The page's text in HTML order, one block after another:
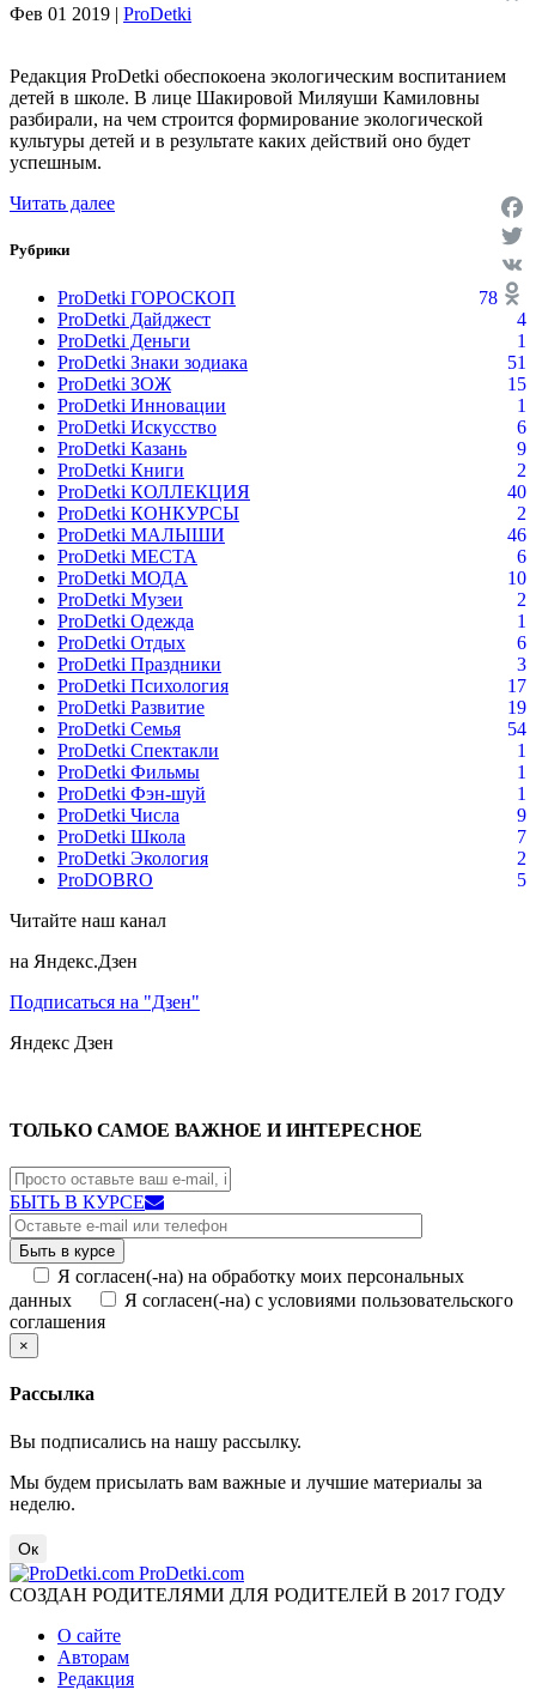
Фев 01 2019 | ProDetki
Редакция ProDetki обеспокоена экологическим воспитанием
детей в школе. В лице Шакировой Миляуши Камиловны
разбирали, на чем строится формирование экологической
культуры детей и в результате каких действий оно будет
успешным.
Читать далее
VK
Рубрики
ProDetki ГОРОСКОП
78
ProDetki Дайджест
4
ProDetki Деньги
1
ProDetki Знаки зодиака
51
ProDetki ЗОЖ
15
ProDetki Инновации
1
ProDetki Искусство
6
ProDetki Казань
9
ProDetki Книги
2
ProDetki КОЛЛЕКЦИЯ
40
ProDetki КОНКУРСЫ
2
ProDetki МАЛЫШИ
46
ProDetki МЕСТА
6
ProDetki МОДА
10
ProDetki Музеи
2
ProDetki Одежда
1
ProDetki Отдых
6
ProDetki Праздники
3
ProDetki Психология
17
ProDetki Развитие
19
ProDetki Семья
54
ProDetki Спектакли
1
ProDetki Фильмы
1
ProDetki Фэн-шуй
1
ProDetki Числа
9
ProDetki Школа
7
ProDetki Экология
2
ProDOBRO
5
Читайте наш канал
на Яндекс.Дзен
Подписаться на "Дзен"
Яндекс Дзен
ТОЛЬКО САМОЕ ВАЖНОЕ И ИНТЕРЕСНОЕ
БЫТЬ В КУРСЕ
Я согласен(-на) на обработку моих персональных
данных
Я согласен(-на) с условиями пользовательского
соглашения
×
Рассылка
Вы подписались на нашу рассылку.
Мы будем присылать вам важные и лучшие материалы за
неделю.
Ок
ProDetki.com
СОЗДАН РОДИТЕЛЯМИ ДЛЯ РОДИТЕЛЕЙ В 2017 ГОДУ
О сайте
Авторам
Редакция